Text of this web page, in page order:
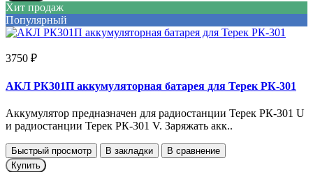
Хит продаж
Популярный
3750 ₽
АКЛ РК301П аккумуляторная батарея для Терек РК-301
Аккумулятор предназначен для радиостанции Терек РК-301 U
и радиостанции Терек РК-301 V. Заряжать акк..
Быстрый просмотр В закладки
В сравнение
Купить